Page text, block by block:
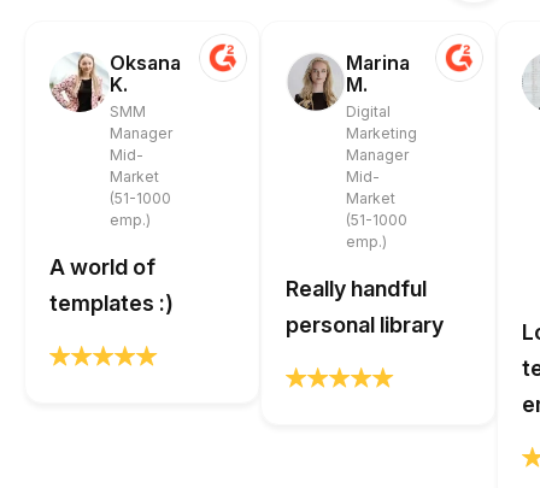
Oksana
K.
SMM
Manager
Mid-
Market
(51-1000
emp.)
A world of
templates :)
Marina
M.
Digital
Marketing
Manager
Mid-
Market
(51-1000
emp.)
Really handful
personal library